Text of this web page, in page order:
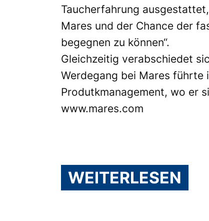
Taucherfahrung
Mares und der Chance der
begegnen zu können“.
Gleichzeitig verabschiedet
Werdegang bei Mares führte
Produtkmanagement, wo er
www.mares.com
WEITERLESEN